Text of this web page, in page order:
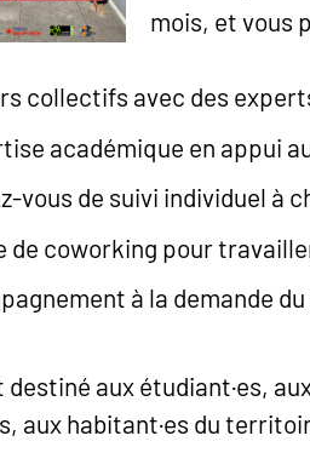
mois, et vous
collectifs avec des
académique en appui
vous de suivi individuel à
de coworking pour
à la demande
aux étudiant·es,
aux habitant·es du